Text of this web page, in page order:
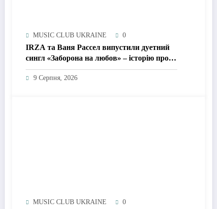
MUSIC CLUB UKRAINE 0
IRZA та Ваня Рассел випустили дуетний
сингл «Заборона на любов» – історію про
почуття, які неможливо зупинити
9 Серпня, 2026
MUSIC CLUB UKRAINE 0